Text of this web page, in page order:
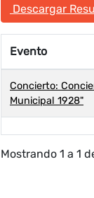
Descargar
Evento
Concierto:
Municipal 1928"
Mostrando 1 a 1